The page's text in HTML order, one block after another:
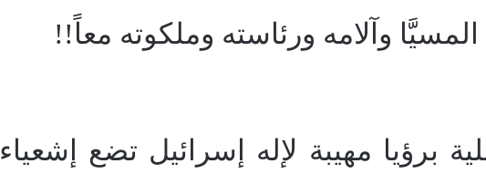
المسيَّا وآلامه ورئاسته وملكوته معاً!!
برؤيا مهيبة لإله إسرائيل تضع إشعياء